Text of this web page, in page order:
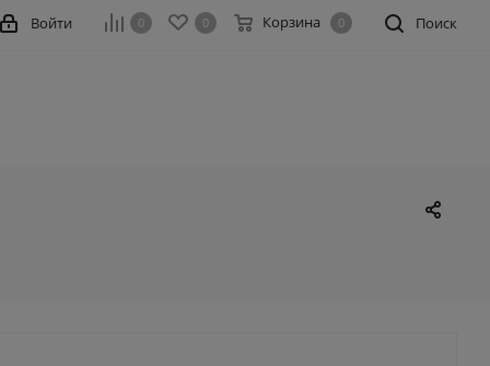
Поиск
0 0 Корзина 0
Войти